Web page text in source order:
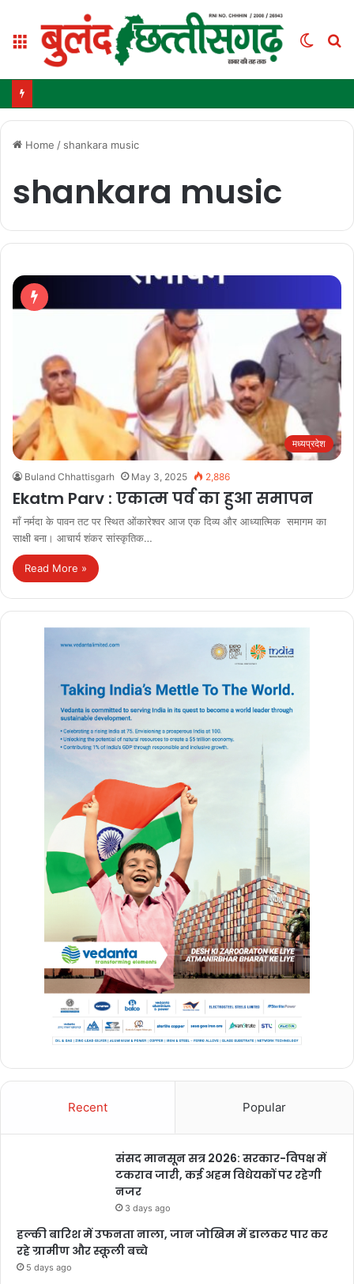
Menu
Switch
Home / shankara music
shankara music
मध्यप्रदेश
Buland Chhattisgarh May 3, 2025 2,886
Ekatm Parv : एकात्म पर्व का हुआ समापन
माँ नर्मदा के पावन तट पर स्थित ओंकारेश्वर आज एक दिव्य और आध्यात्मिक समागम का
साक्षी बना। आचार्य शंकर सांस्कृतिक…
Read More »
Recent Popular
संसद मानसून सत्र 2026: सरकार-विपक्ष में
टकराव जारी, कई अहम विधेयकों पर रहेगी
नजर
3 days ago
हल्की बारिश में उफनता नाला, जान जोखिम में डालकर पार कर
रहे ग्रामीण और स्कूली बच्चे
5 days ago